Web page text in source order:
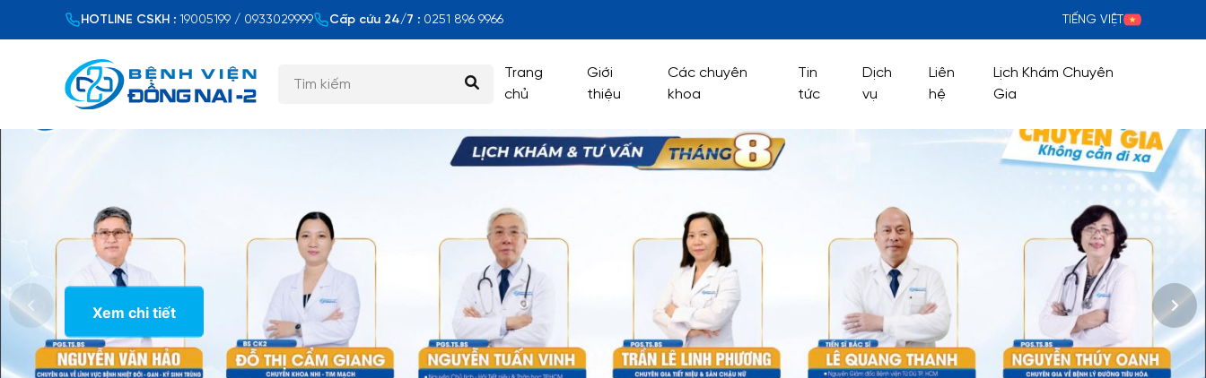
HOTLINE CSKH : 19005199 / 0933029999 Cấp cứu 24/7 : 0251 896 9966 TIẾNG VIỆT
Trang
chủ
Giới
thiệu
Các chuyên
khoa
Tin
tức
Dịch
vụ
Liên
hệ
Lịch Khám Chuyên
Gia
Xem chi tiết